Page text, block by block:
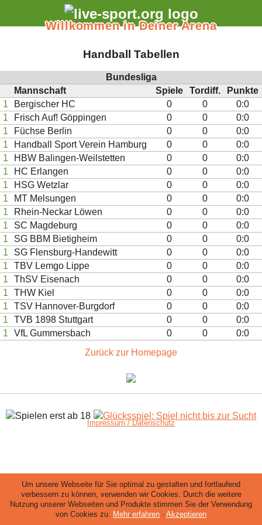
Willkommen in Deiner Arena
Handball Tabellen
Bundesliga
Mannschaft
Spiele Tordiff.
Punkte
1
Bergischer HC 0 0
0:0
1
Frisch Auf! Göppingen 0 0
0:0
1
Füchse Berlin 0 0
0:0
1
Handball Sport Verein Hamburg 0 0
0:0
1
HBW Balingen-Weilstetten 0 0
0:0
1
HC Erlangen 0 0
0:0
1
HSG Wetzlar 0 0
0:0
1
MT Melsungen 0 0
0:0
1
Rhein-Neckar Löwen 0 0
0:0
1
SC Magdeburg 0 0
0:0
1
SG BBM Bietigheim 0 0
0:0
1
SG Flensburg-Handewitt 0 0
0:0
1
TBV Lemgo Lippe 0 0
0:0
1
ThSV Eisenach 0 0
0:0
1
THW Kiel 0 0
0:0
1
TSV Hannover-Burgdorf 0 0
0:0
1
TVB 1898 Stuttgart 0 0
0:0
1
VfL Gummersbach 0 0
0:0
Zurück zur Homepage
Impressum / Datenschutz
Um unsere Webseite für Sie optimal zu gestalten und fortlaufend
verbessern zu können, verwenden wir Cookies. Durch die weitere
Nutzung unserer Webseiten und Produkte stimmen Sie der Verwendung
von Cookies zu. Mehr erfahren · Akzeptieren